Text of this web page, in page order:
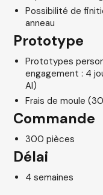
Possibilité de
anneau
Prototype
Prototypes
engagement : 4
AI)
Frais de moule
Commande
300 pièces
Délai
4 semaines